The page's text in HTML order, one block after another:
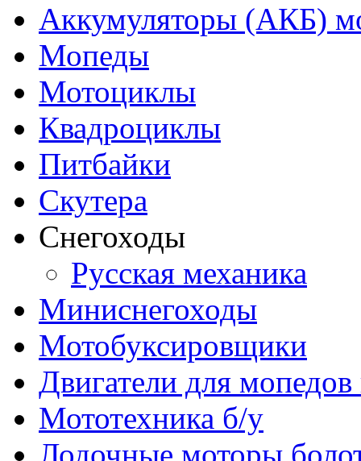
Аккумуляторы (АКБ)
Мопеды
Мотоциклы
Квадроциклы
Питбайки
Скутера
Снегоходы
Русская механика
Миниснегоходы
Мотобуксировщики
Двигатели для
Мототехника б/у
Лодочные моторы